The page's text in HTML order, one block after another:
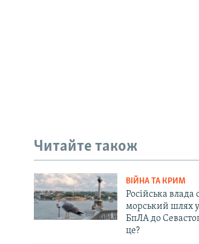
Читайте також
ВІЙНА ТА КРИМ
Російська влада
морський шлях
БпЛА до
це?